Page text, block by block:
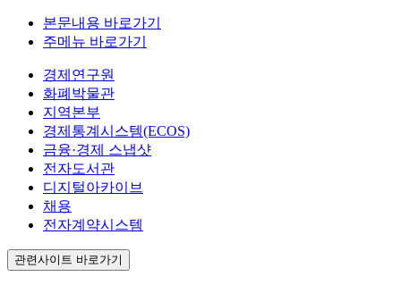
본문내용 바로가기
주메뉴 바로가기
경제연구원
화폐박물관
지역본부
경제통계시스템(ECOS)
금융·경제 스냅샷
전자도서관
디지털아카이브
채용
전자계약시스템
관련사이트 바로가기